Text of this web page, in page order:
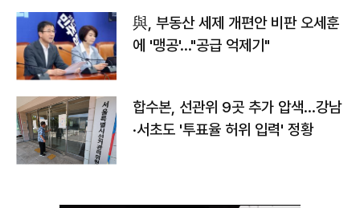
與, 부동산 세제 개편안 비판 오세훈
에 '맹공'…"공급 억제기"
합수본, 선관위 9곳 추가 압색…강남
·서초도 '투표율 허위 입력' 정황